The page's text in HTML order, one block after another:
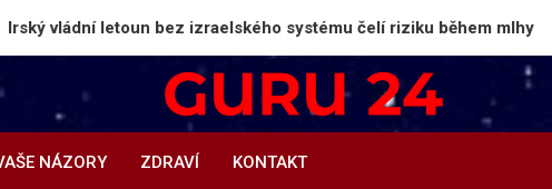
letoun bez izraelského systému čelí riziku během mlhy
Guru24.cz
Press relations a informace
NÁZORY ZDRAVÍ KONTAKT